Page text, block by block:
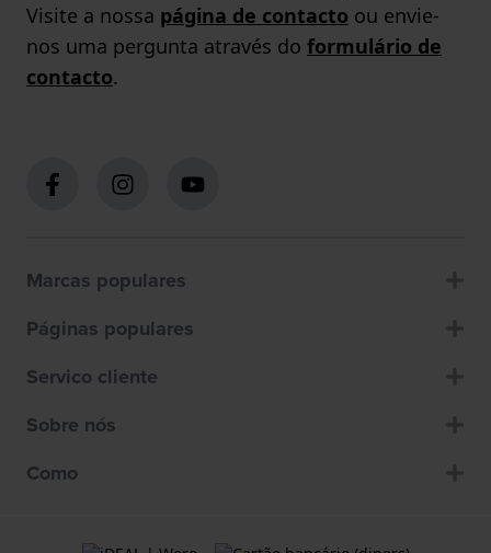
Visite a nossa página de contacto ou envie-
nos uma pergunta através do formulário de
contacto.
Marcas populares
Páginas populares
Servico cliente
Sobre nós
Como